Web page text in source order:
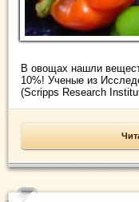
В овощах нашли
10%! Ученые из
(Scripps Research